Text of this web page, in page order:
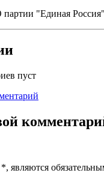
"Единая Россия"
пуст
*, являются